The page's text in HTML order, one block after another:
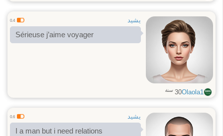
يشيد 0.4
Sérieuse j’aime voyager
Olaola1
30 سنة
يشيد 0.6
I a man but i need relations